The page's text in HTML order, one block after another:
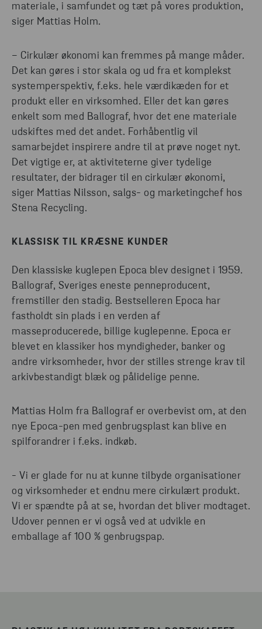
materiale, i samfundet og tæt på vores produktion,
siger Mattias Holm.
− Cirkulær økonomi kan fremmes på mange måder.
Det kan gøres i stor skala og ud fra et komplekst
systemperspektiv, f.eks. hele værdikæden for et
produkt eller en virksomhed. Eller det kan gøres
enkelt som med Ballograf, hvor det ene materiale
udskiftes med det andet. Forhåbentlig vil
samarbejdet inspirere andre til at prøve noget nyt.
Det vigtige er, at aktiviteterne giver tydelige
resultater, der bidrager til en cirkulær økonomi,
siger Mattias Nilsson, salgs- og marketingchef hos
Stena Recycling.
KLASSISK TIL KRÆSNE KUNDER
Den klassiske kuglepen Epoca blev designet i 1959.
Ballograf, Sveriges eneste penneproducent,
fremstiller den stadig. Bestselleren Epoca har
fastholdt sin plads i en verden af
masseproducerede, billige kuglepenne. Epoca er
blevet en klassiker hos myndigheder, banker og
andre virksomheder, hvor der stilles strenge krav til
arkivbestandigt blæk og pålidelige penne.
Mattias Holm fra Ballograf er overbevist om, at den
nye Epoca-pen med genbrugsplast kan blive en
spilforandrer i f.eks. indkøb.
- Vi er glade for nu at kunne tilbyde organisationer
og virksomheder et endnu mere cirkulært produkt.
Vi er spændte på at se, hvordan det bliver modtaget.
Udover pennen er vi også ved at udvikle en
emballage af 100 % genbrugspap.